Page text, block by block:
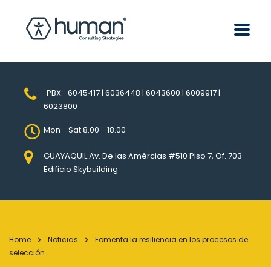
PBX: 6045417 | 6036448 | 6043600 | 6009917 |
6023800
Mon - Sat 8.00 - 18.00
GUAYAQUIL Av. De las Amércias #510 Piso 7, Of. 703
Edificio Skybuilding
Home Noticias
Fomenta la resiliencia en los procesos de
selección